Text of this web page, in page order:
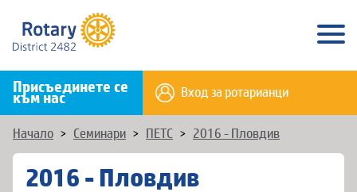
Присъединете се
към нас Вход за ротарианци
Начало > Семинари > ПЕТС > 2016 - Пловдив
2016 - Пловдив